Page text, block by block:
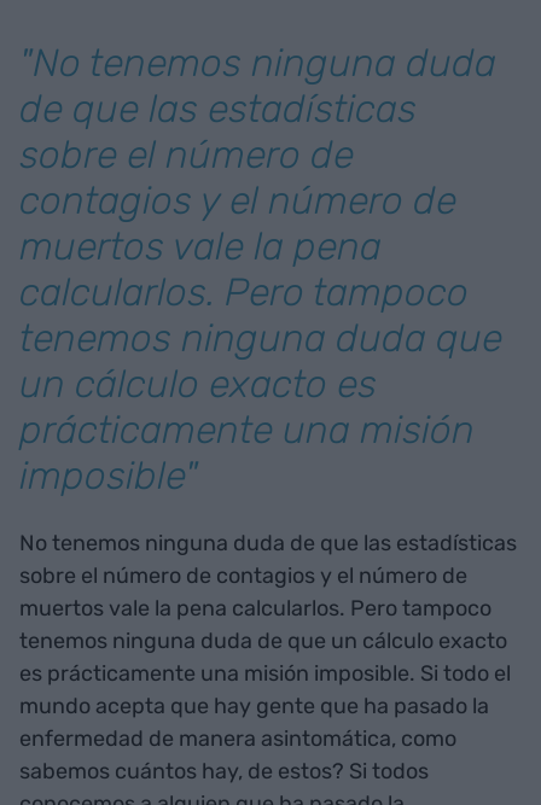
"No tenemos ninguna duda
de que las estadísticas
sobre el número de
contagios y el número de
muertos vale la pena
calcularlos. Pero tampoco
tenemos ninguna duda que
un cálculo exacto es
prácticamente una misión
imposible"
No tenemos ninguna duda de que las estadísticas
sobre el número de contagios y el número de
muertos vale la pena calcularlos. Pero tampoco
tenemos ninguna duda de que un cálculo exacto
es prácticamente una misión imposible. Si todo el
mundo acepta que hay gente que ha pasado la
enfermedad de manera asintomática, como
sabemos cuántos hay, de estos? Si todos